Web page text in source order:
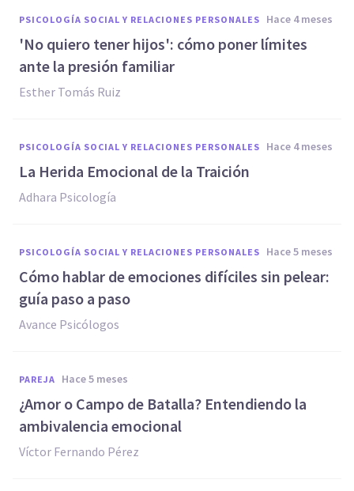
PSICOLOGÍA SOCIAL Y RELACIONES PERSONALES hace 4 meses
'No quiero tener hijos': cómo poner límites
ante la presión familiar
Esther Tomás Ruiz
PSICOLOGÍA SOCIAL Y RELACIONES PERSONALES hace 4 meses
La Herida Emocional de la Traición
Adhara Psicología
PSICOLOGÍA SOCIAL Y RELACIONES PERSONALES hace 5 meses
Cómo hablar de emociones difíciles sin pelear:
guía paso a paso
Avance Psicólogos
PAREJA hace 5 meses
¿Amor o Campo de Batalla? Entendiendo la
ambivalencia emocional
Víctor Fernando Pérez